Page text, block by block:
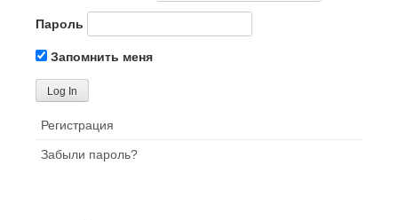
Пароль
Запомнить меня
Регистрация
Забыли пароль?